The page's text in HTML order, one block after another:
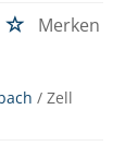
Merken
/ Zell